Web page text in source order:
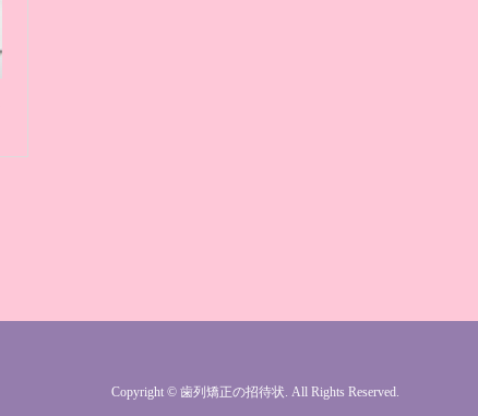
Copyright © 歯列矯正の招待状. All Rights Reserved.